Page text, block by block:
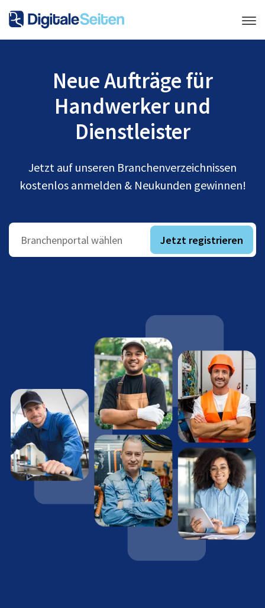
Neue Aufträge für
Handwerker und
Dienstleister
Jetzt auf unseren Branchenverzeichnissen
kostenlos anmelden & Neukunden gewinnen!
Branchenportal wählen Jetzt registrieren